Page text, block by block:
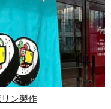
ン製作